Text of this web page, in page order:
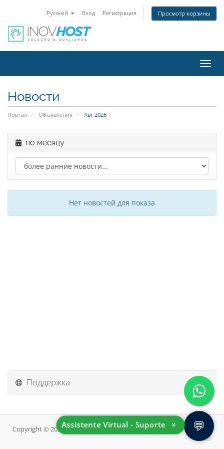
💬
Assistente Virtual - Suporte ×
Русский Вход Регистрация Просмотр корзины
Новости
Портал Объявления Авг 2026
по месяцу
Нет новостей для показа
Поддержка
Copyright © 2026 InovHost. All Rights Reserved.